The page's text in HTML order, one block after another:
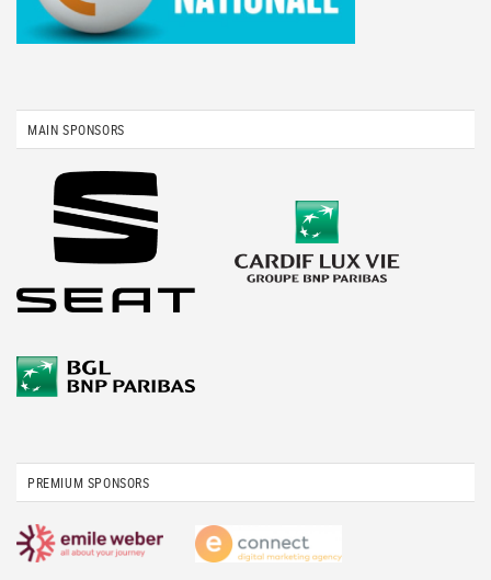
MAIN SPONSORS
PREMIUM SPONSORS